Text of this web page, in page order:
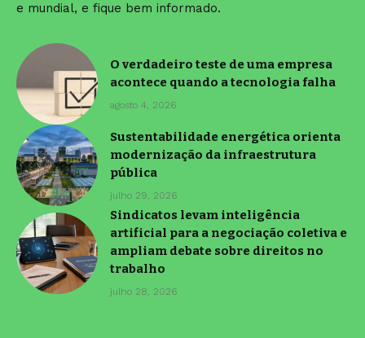
e mundial, e fique bem informado.
O verdadeiro teste de uma empresa
acontece quando a tecnologia falha
agosto 4, 2026
Sustentabilidade energética orienta
modernização da infraestrutura
pública
julho 29, 2026
Sindicatos levam inteligência
artificial para a negociação coletiva e
ampliam debate sobre direitos no
trabalho
julho 28, 2026